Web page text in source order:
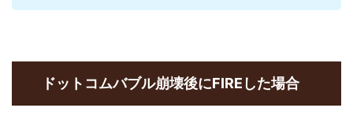
ドットコムバブル崩壊後にFIREした場合